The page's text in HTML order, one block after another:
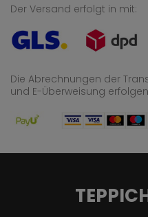
Der Versand erfolgt in mit:
Die Abrechnungen der
und E-Überweisung